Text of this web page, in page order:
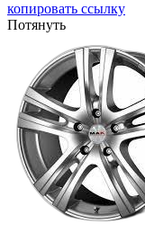
копировать ссылку
Потянуть